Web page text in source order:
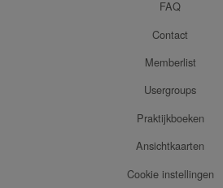
FAQ
Contact
Memberlist
Usergroups
Praktijkboeken
Ansichtkaarten
Cookie instellingen